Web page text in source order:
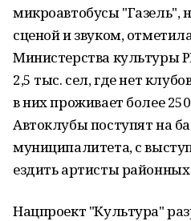
микроавтобусы "Газель",
сценой и звуком,
Министерства культуры
2,5 тыс. сел, где нет
в них проживает более
Автоклубы поступят на
муниципалитета, с
ездить артисты
Нацпроект "Культура"